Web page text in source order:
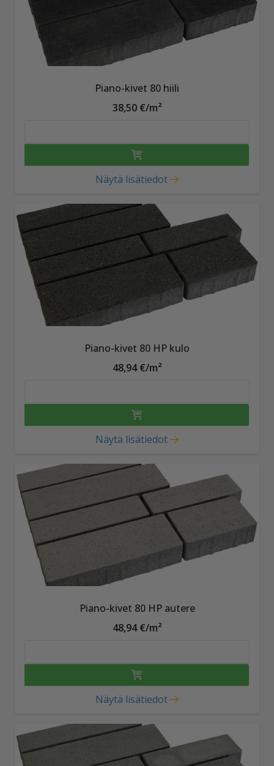
Piano-kivet 80 hiili
38,50 €/m²
Näytä lisätiedot
Piano-kivet 80 HP kulo
48,94 €/m²
Näytä lisätiedot
Piano-kivet 80 HP autere
48,94 €/m²
Näytä lisätiedot